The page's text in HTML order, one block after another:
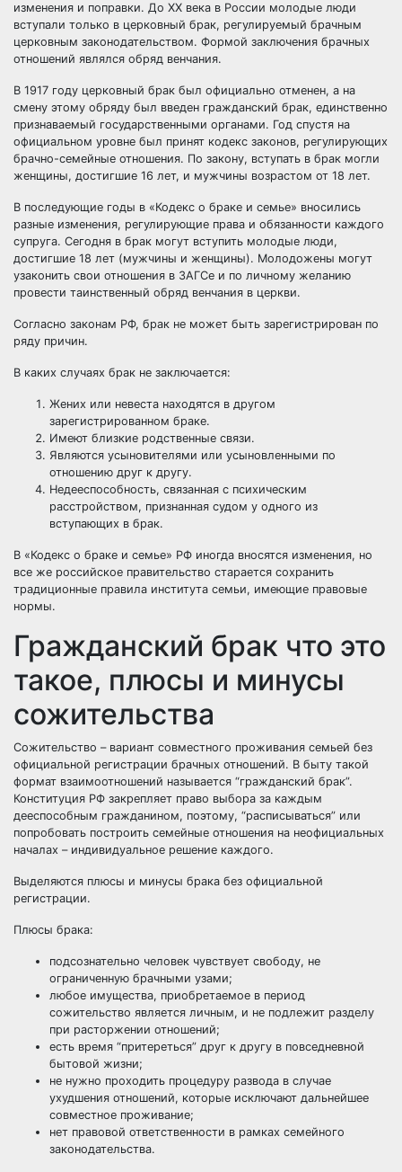
изменения и поправки. До ХХ века в России молодые люди
вступали только в церковный брак, регулируемый брачным
церковным законодательством. Формой заключения брачных
отношений являлся обряд венчания.
В 1917 году церковный брак был официально отменен, а на
смену этому обряду был введен гражданский брак, единственно
признаваемый государственными органами. Год спустя на
официальном уровне был принят кодекс законов, регулирующих
брачно-семейные отношения. По закону, вступать в брак могли
женщины, достигшие 16 лет, и мужчины возрастом от 18 лет.
В последующие годы в «Кодекс о браке и семье» вносились
разные изменения, регулирующие права и обязанности каждого
супруга. Сегодня в брак могут вступить молодые люди,
достигшие 18 лет (мужчины и женщины). Молодожены могут
узаконить свои отношения в ЗАГСе и по личному желанию
провести таинственный обряд венчания в церкви.
Согласно законам РФ, брак не может быть зарегистрирован по
ряду причин.
В каких случаях брак не заключается:
Жених или невеста находятся в другом
зарегистрированном браке.
Имеют близкие родственные связи.
Являются усыновителями или усыновленными по
отношению друг к другу.
Недееспособность, связанная с психическим
расстройством, признанная судом у одного из
вступающих в брак.
В «Кодекс о браке и семье» РФ иногда вносятся изменения, но
все же российское правительство старается сохранить
традиционные правила института семьи, имеющие правовые
нормы.
Гражданский брак что это
такое, плюсы и минусы
сожительства
Сожительство – вариант совместного проживания семьей без
официальной регистрации брачных отношений. В быту такой
формат взаимоотношений называется “гражданский брак”.
Конституция РФ закрепляет право выбора за каждым
дееспособным гражданином, поэтому, “расписываться” или
попробовать построить семейные отношения на неофициальных
началах – индивидуальное решение каждого.
Выделяются плюсы и минусы брака без официальной
регистрации.
Плюсы брака:
подсознательно человек чувствует свободу, не
ограниченную брачными узами;
любое имущества, приобретаемое в период
сожительство является личным, и не подлежит разделу
при расторжении отношений;
есть время “притереться” друг к другу в повседневной
бытовой жизни;
не нужно проходить процедуру развода в случае
ухудшения отношений, которые исключают дальнейшее
совместное проживание;
нет правовой ответственности в рамках семейного
законодательства.